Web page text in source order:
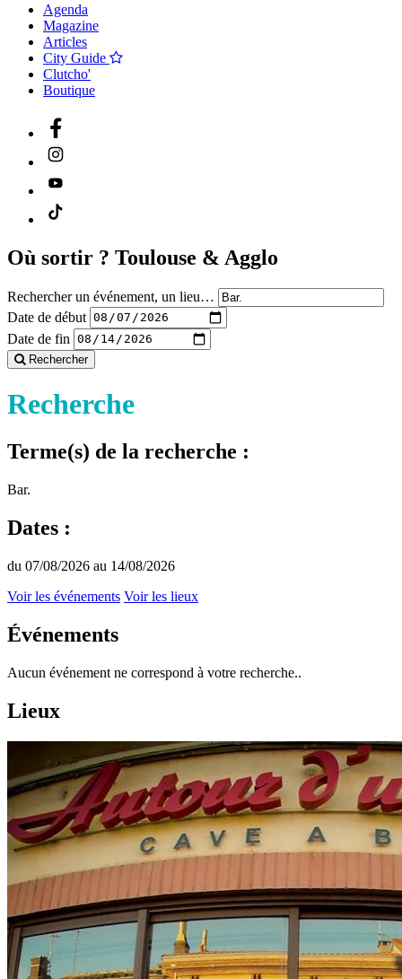
Agenda
Magazine
Articles
City Guide
Clutcho'
Boutique
Où sortir ? Toulouse & Agglo
Rechercher un événement, un lieu…
Date de début
Date de fin
Rechercher
Recherche
Terme(s) de la recherche :
Bar.
Dates :
du 07/08/2026 au 14/08/2026
Voir les événements Voir les lieux
Événements
Aucun événement ne correspond à votre recherche..
Lieux